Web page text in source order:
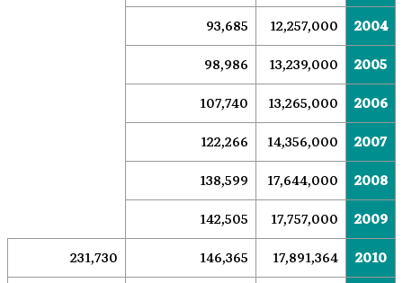
2004
12,257,000
93,685
2005
13,239,000
98,986
2006
13,265,000
107,740
2007
14,356,000
122,266
2008
17,644,000
138,599
2009
17,757,000
142,505
2010
17,891,364
146,365
231,730